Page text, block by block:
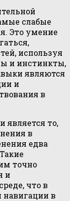
слабые
Это умение
используя
и инстинкты,
являются
и
в
является то,
в
едва
точно
и
что в
навигации в